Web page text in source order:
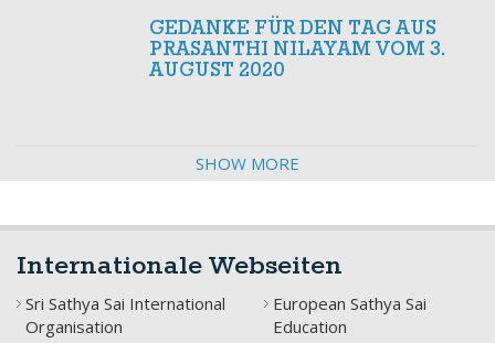
GEDANKE FÜR DEN TAG AUS
PRASANTHI NILAYAM VOM 3.
AUGUST 2020
SHOW MORE
Internationale Webseiten
Sri Sathya Sai International
Organisation
European Sathya Sai
Education